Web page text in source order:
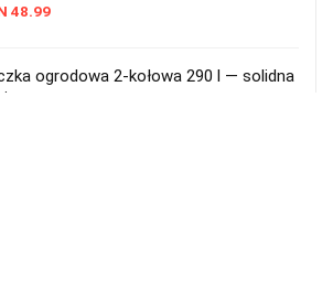
48.99
ogrodowa 2-kołowa 290 l — solidna